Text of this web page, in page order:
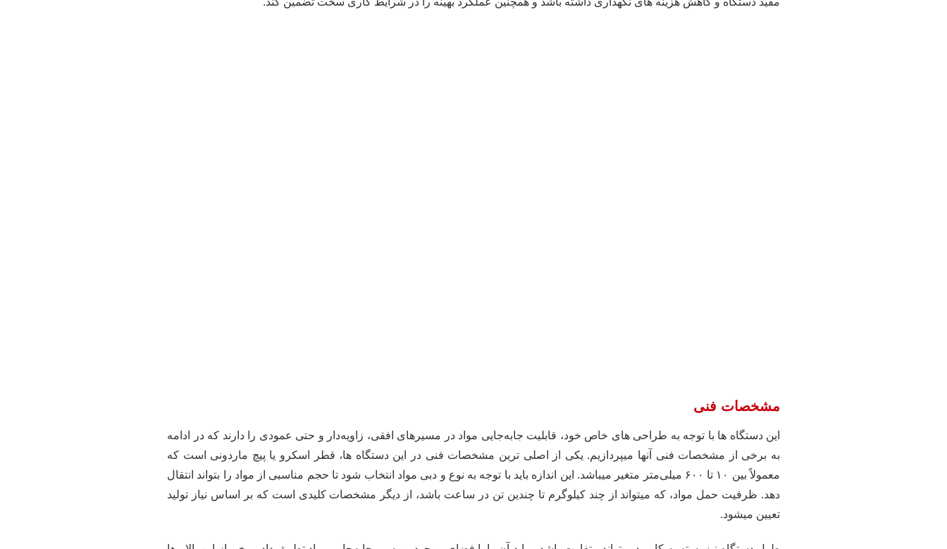
مشخصات فنی
این دستگاه ها با توجه به طراحی های خاص خود، قابلیت جابه‌جایی مواد در مسیرهای افقی، زاویه‌دار و حتی عمودی را دارند که در ادامه
به برخی از مشخصات فنی آنها میپردازیم. یکی از اصلی ترین مشخصات فنی در این دستگاه ها، قطر اسکرو یا پیچ ماردونی است که
معمولاً بین ۱۰ تا ۶۰۰ میلی‌متر متغیر میباشد. این اندازه باید با توجه به نوع و دبی مواد انتخاب شود تا حجم مناسبی از مواد را بتواند انتقال
دهد. ظرفیت حمل مواد، که میتواند از چند کیلوگرم تا چندین تن در ساعت باشد، از دیگر مشخصات کلیدی است که بر اساس نیاز تولید
تعیین میشود.